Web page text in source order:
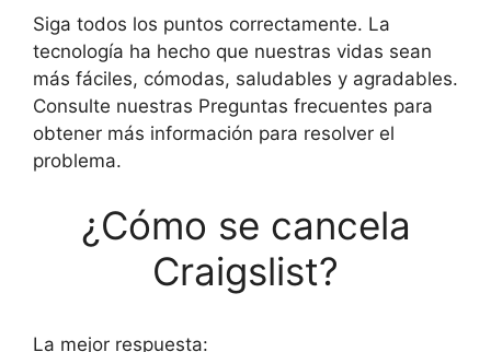
Siga todos los puntos correctamente. La
tecnología ha hecho que nuestras vidas sean
más fáciles, cómodas, saludables y agradables.
Consulte nuestras Preguntas frecuentes para
obtener más información para resolver el
problema.
¿Cómo se cancela
Craigslist?
La mejor respuesta: